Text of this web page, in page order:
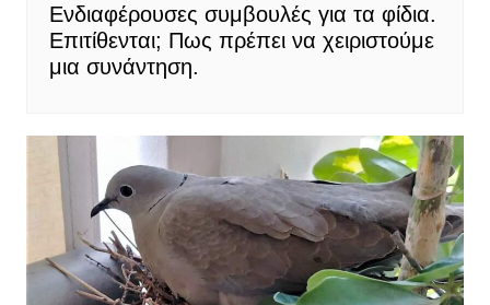
Ενδιαφέρουσες συμβουλές για τα φίδια.
Επιτίθενται; Πως πρέπει να χειριστούμε
μια συνάντηση.